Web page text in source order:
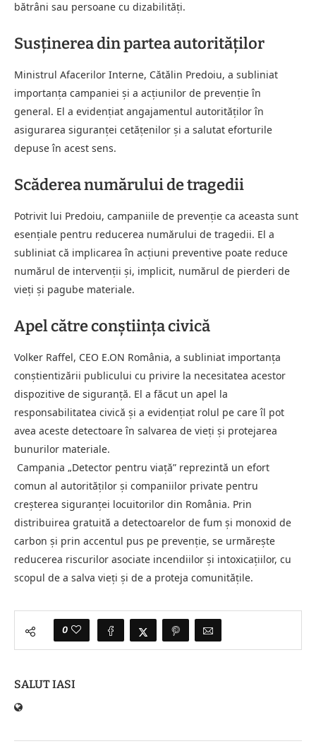
bătrâni sau persoane cu dizabilități.
Susținerea din partea autorităților
Ministrul Afacerilor Interne, Cătălin Predoiu, a subliniat
importanța campaniei și a acțiunilor de prevenție în
general. El a evidențiat angajamentul autorităților în
asigurarea siguranței cetățenilor și a salutat eforturile
depuse în acest sens.
Scăderea numărului de tragedii
Potrivit lui Predoiu, campaniile de prevenție ca aceasta sunt
esențiale pentru reducerea numărului de tragedii. El a
subliniat că implicarea în acțiuni preventive poate reduce
numărul de intervenții și, implicit, numărul de pierderi de
vieți și pagube materiale.
Apel către conștiința civică
Volker Raffel, CEO E.ON România, a subliniat importanța
conștientizării publicului cu privire la necesitatea acestor
dispozitive de siguranță. El a făcut un apel la
responsabilitatea civică și a evidențiat rolul pe care îl pot
avea aceste detectoare în salvarea de vieți și protejarea
bunurilor materiale.
Campania „Detector pentru viață” reprezintă un efort
comun al autorităților și companiilor private pentru
creșterea siguranței locuitorilor din România. Prin
distribuirea gratuită a detectoarelor de fum și monoxid de
carbon și prin accentul pus pe prevenție, se urmărește
reducerea riscurilor asociate incendiilor și intoxicațiilor, cu
scopul de a salva vieți și de a proteja comunitățile.
0
SALUT IASI